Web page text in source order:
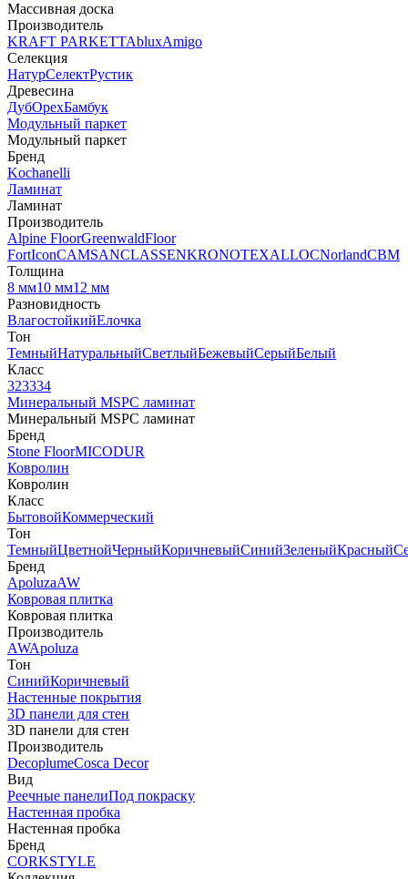
Массивная доска
Производитель
KRAFT PARKETTAbluxAmigo
Селекция
НатурСелектРустик
Древесина
ДубОрехБамбук
Модульный паркет
Модульный паркет
Бренд
Kochanelli
Ламинат
Ламинат
Производитель
Alpine FloorGreenwaldFloor
FortIconCAMSANCLASSENKRONOTEXALLOCNorlandCBM
Толщина
8 мм10 мм12 мм
Разновидность
ВлагостойкийЕлочка
Тон
ТемныйНатуральныйСветлыйБежевыйСерыйБелый
Класс
323334
Минеральный MSPC ламинат
Минеральный MSPC ламинат
Бренд
Stone FloorMICODUR
Ковролин
Ковролин
Класс
БытовойКоммерческий
Тон
ТемныйЦветнойЧерныйКоричневыйСинийЗеленыйКрасный
Бренд
ApoluzaAW
Ковровая плитка
Ковровая плитка
Производитель
AWApoluza
Тон
СинийКоричневый
Настенные покрытия
3D панели для стен
3D панели для стен
Производитель
DecoplumeCosca Decor
Вид
Реечные панелиПод покраску
Настенная пробка
Настенная пробка
Бренд
CORKSTYLE